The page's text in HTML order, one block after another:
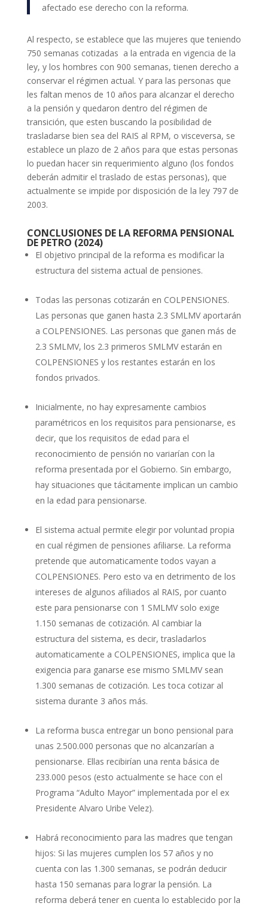
afectado ese derecho con la reforma.
Al respecto, se establece que las mujeres que teniendo
750 semanas cotizadas a la entrada en vigencia de la
ley, y los hombres con 900 semanas, tienen derecho a
conservar el régimen actual. Y para las personas que
les faltan menos de 10 años para alcanzar el derecho
a la pensión y quedaron dentro del régimen de
transición, que esten buscando la posibilidad de
trasladarse bien sea del RAIS al RPM, o visceversa, se
establece un plazo de 2 años para que estas personas
lo puedan hacer sin requerimiento alguno (los fondos
deberán admitir el traslado de estas personas), que
actualmente se impide por disposición de la ley 797 de
2003.
CONCLUSIONES DE LA REFORMA PENSIONAL
DE PETRO (2024)
El objetivo principal de la reforma es modificar la
estructura del sistema actual de pensiones.
Todas las personas cotizarán en COLPENSIONES.
Las personas que ganen hasta 2.3 SMLMV aportarán
a COLPENSIONES. Las personas que ganen más de
2.3 SMLMV, los 2.3 primeros SMLMV estarán en
COLPENSIONES y los restantes estarán en los
fondos privados.
Inicialmente, no hay expresamente cambios
paramétricos en los requisitos para pensionarse, es
decir, que los requisitos de edad para el
reconocimiento de pensión no variarían con la
reforma presentada por el Gobierno. Sin embargo,
hay situaciones que tácitamente implican un cambio
en la edad para pensionarse.
El sistema actual permite elegir por voluntad propia
en cual régimen de pensiones afiliarse. La reforma
pretende que automaticamente todos vayan a
COLPENSIONES. Pero esto va en detrimento de los
intereses de algunos afiliados al RAIS, por cuanto
este para pensionarse con 1 SMLMV solo exige
1.150 semanas de cotización. Al cambiar la
estructura del sistema, es decir, trasladarlos
automaticamente a COLPENSIONES, implica que la
exigencia para ganarse ese mismo SMLMV sean
1.300 semanas de cotización. Les toca cotizar al
sistema durante 3 años más.
La reforma busca entregar un bono pensional para
unas 2.500.000 personas que no alcanzarían a
pensionarse. Ellas recibirían una renta básica de
233.000 pesos (esto actualmente se hace con el
Programa “Adulto Mayor” implementada por el ex
Presidente Alvaro Uribe Velez).
Habrá reconocimiento para las madres que tengan
hijos: Si las mujeres cumplen los 57 años y no
cuenta con las 1.300 semanas, se podrán deducir
hasta 150 semanas para lograr la pensión. La
reforma deberá tener en cuenta lo establecido por la